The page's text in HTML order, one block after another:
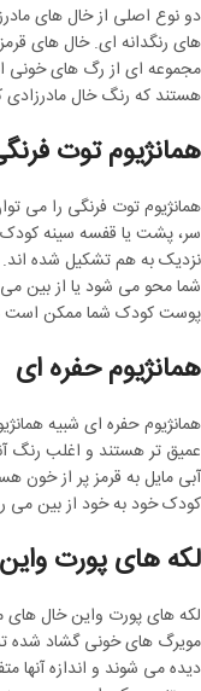
دو نوع اصلی از خال های
های رنگدانه ای. خال های
مجموعه ای از رگ های خونی
هستند که رنگ خال
همانژیوم توت
همانژیوم توت فرنگی را می
سر، پشت یا قفسه سینه
نزدیک به هم تشکیل شده
شما محو می شود یا از بین
پوست کودک شما ممکن است
همانژیوم حفره ای
همانژیوم حفره ای شبیه
عمیق تر هستند و اغلب رنگ
آبی مایل به قرمز پر از خون
کودک خود به خود از بین می
لکه های پورت واین
لکه های پورت واین خال های
مویرگ های خونی گشاد شده
دیده می شوند و اندازه